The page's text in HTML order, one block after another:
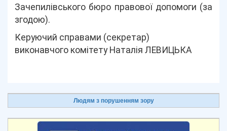
Зачепилівського бюро правової допомоги (за
згодою).
Керуючий справами (секретар)
виконавчого комітету Наталія ЛЕВИЦЬКА
Людям з порушенням зору